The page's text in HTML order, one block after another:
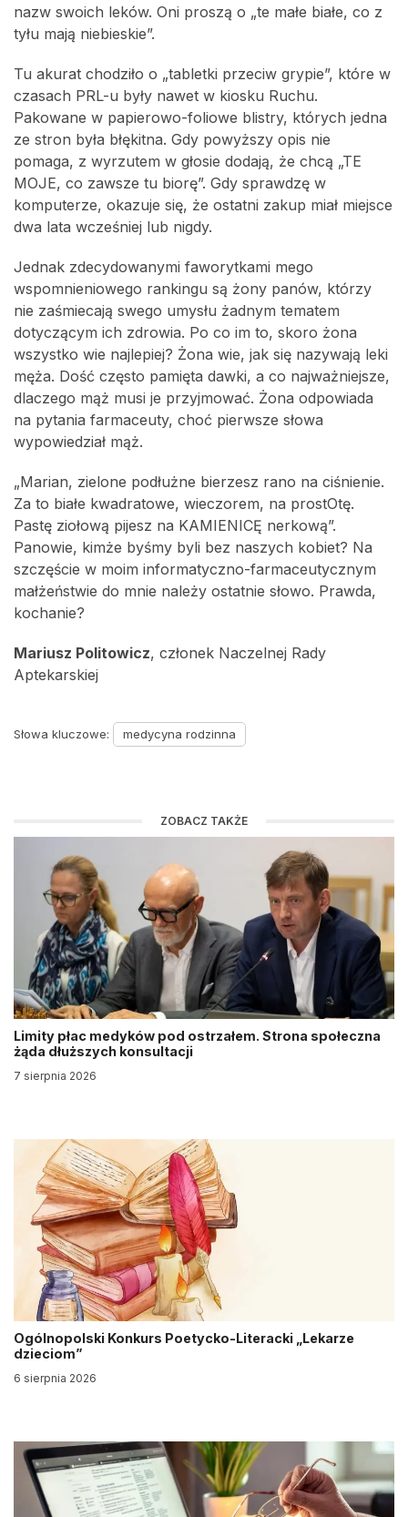
nazw swoich leków. Oni proszą o „te małe białe, co z
tyłu mają niebieskie”.
Tu akurat chodziło o „tabletki przeciw grypie”, które w
czasach PRL-u były nawet w kiosku Ruchu.
Pakowane w papierowo-foliowe blistry, których jedna
ze stron była błękitna. Gdy powyższy opis nie
pomaga, z wyrzutem w głosie dodają, że chcą „TE
MOJE, co zawsze tu biorę”. Gdy sprawdzę w
komputerze, okazuje się, że ostatni zakup miał miejsce
dwa lata wcześniej lub nigdy.
Jednak zdecydowanymi faworytkami mego
wspomnieniowego rankingu są żony panów, którzy
nie zaśmiecają swego umysłu żadnym tematem
dotyczącym ich zdrowia. Po co im to, skoro żona
wszystko wie najlepiej? Żona wie, jak się nazywają leki
męża. Dość często pamięta dawki, a co najważniejsze,
dlaczego mąż musi je przyjmować. Żona odpowiada
na pytania farmaceuty, choć pierwsze słowa
wypowiedział mąż.
„Marian, zielone podłużne bierzesz rano na ciśnienie.
Za to białe kwadratowe, wieczorem, na prostOtę.
Pastę ziołową pijesz na KAMIENICĘ nerkową”.
Panowie, kimże byśmy byli bez naszych kobiet? Na
szczęście w moim informatyczno-farmaceutycznym
małżeństwie do mnie należy ostatnie słowo. Prawda,
kochanie?
Mariusz Politowicz, członek Naczelnej Rady
Aptekarskiej
Słowa kluczowe: medycyna rodzinna
ZOBACZ TAKŻE
Limity płac medyków pod ostrzałem. Strona społeczna
żąda dłuższych konsultacji
7 sierpnia 2026
Ogólnopolski Konkurs Poetycko-Literacki „Lekarze
dzieciom”
6 sierpnia 2026